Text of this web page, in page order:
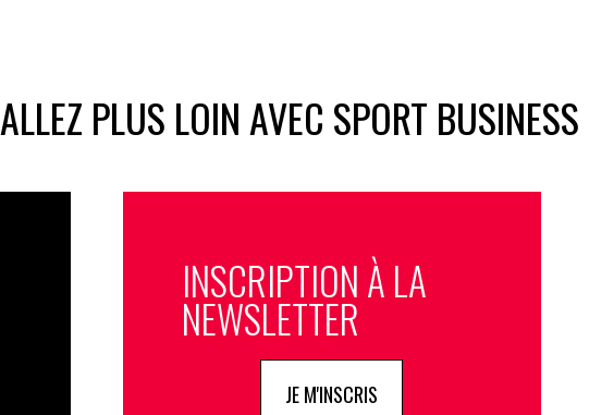
ALLEZ PLUS LOIN AVEC SPORT
INSCRIPTION À LA
NEWSLETTER
JE M'INSCRIS